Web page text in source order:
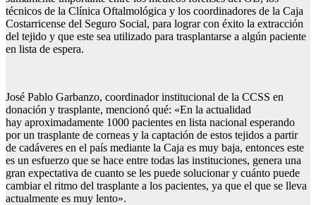
técnicos de la Clínica Oftalmológica y los coordinadores de la Caja
Costarricense del Seguro Social, para lograr con éxito la extracción
del tejido y que este sea utilizado para trasplantarse a algún paciente
en lista de espera.
José Pablo Garbanzo, coordinador institucional de la CCSS en
donación y trasplante, mencionó qué: «En la actualidad
hay aproximadamente 1000 pacientes en lista nacional esperando
por un trasplante de corneas y la captación de estos tejidos a partir
de cadáveres en el país mediante la Caja es muy baja, entonces este
es un esfuerzo que se hace entre todas las instituciones, genera una
gran expectativa de cuanto se les puede solucionar y cuánto puede
cambiar el ritmo del trasplante a los pacientes, ya que el que se lleva
actualmente es muy lento».